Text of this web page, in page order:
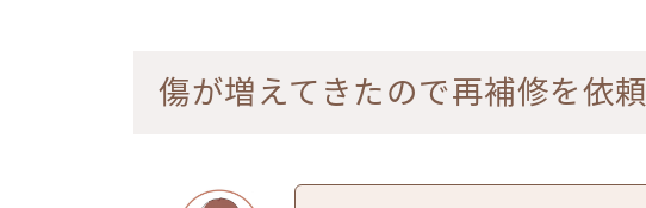
傷が増えてきたので再補修を依頼